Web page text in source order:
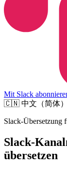
Mit Slack
🇨🇳 中文（简体）
Slack-Übersetzung
Slack-
übersetzen